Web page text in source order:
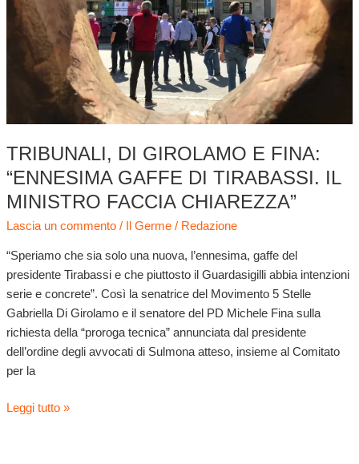
TRIBUNALI, DI GIROLAMO E FINA:
“ENNESIMA GAFFE DI TIRABASSI. IL
MINISTRO FACCIA CHIAREZZA”
Lascia un commento / Il Germe/ Redazione
“Speriamo che sia solo una nuova, l’ennesima, gaffe del
presidente Tirabassi e che piuttosto il Guardasigilli abbia intenzioni
serie e concrete”. Così la senatrice del Movimento 5 Stelle
Gabriella Di Girolamo e il senatore del PD Michele Fina sulla
richiesta della “proroga tecnica” annunciata dal presidente
dell’ordine degli avvocati di Sulmona atteso, insieme al Comitato
per la
Tirabassi.
ministro
chiarezza”
Leggi tutto »